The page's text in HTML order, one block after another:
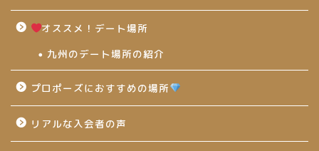
オススメ！デート場所
九州のデート場所の紹介
プロポーズにおすすめの場所
リアルな入会者の声